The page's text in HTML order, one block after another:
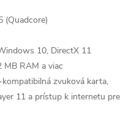
(Quadcore)
10, DirectX 11
MB RAM a viac
zvuková karta,
11 a prístup k internetu pre